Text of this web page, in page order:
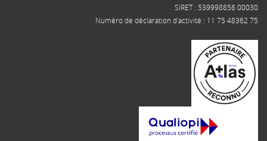
SIRET : 539998856 00030
Numéro de déclaration d'activité : 11 75 48362 75